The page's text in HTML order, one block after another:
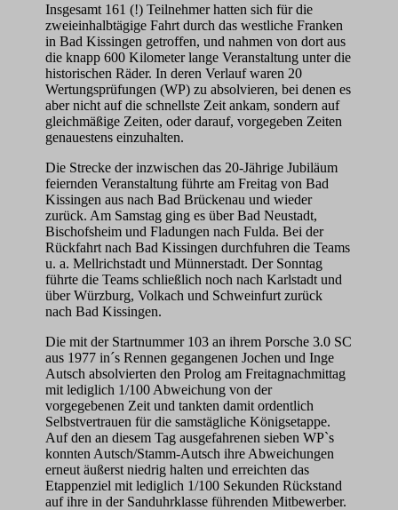
Insgesamt 161 (!) Teilnehmer hatten sich für die
zweieinhalbtägige Fahrt durch das westliche Franken
in Bad Kissingen getroffen, und nahmen von dort aus
die knapp 600 Kilometer lange Veranstaltung unter die
historischen Räder. In deren Verlauf waren 20
Wertungsprüfungen (WP) zu absolvieren, bei denen es
aber nicht auf die schnellste Zeit ankam, sondern auf
gleichmäßige Zeiten, oder darauf, vorgegeben Zeiten
genauestens einzuhalten.
Die Strecke der inzwischen das 20-Jährige Jubiläum
feiernden Veranstaltung führte am Freitag von Bad
Kissingen aus nach Bad Brückenau und wieder
zurück. Am Samstag ging es über Bad Neustadt,
Bischofsheim und Fladungen nach Fulda. Bei der
Rückfahrt nach Bad Kissingen durchfuhren die Teams
u. a. Mellrichstadt und Münnerstadt. Der Sonntag
führte die Teams schließlich noch nach Karlstadt und
über Würzburg, Volkach und Schweinfurt zurück
nach Bad Kissingen.
Die mit der Startnummer 103 an ihrem Porsche 3.0 SC
aus 1977 in´s Rennen gegangenen Jochen und Inge
Autsch absolvierten den Prolog am Freitagnachmittag
mit lediglich 1/100 Abweichung von der
vorgegebenen Zeit und tankten damit ordentlich
Selbstvertrauen für die samstägliche Königsetappe.
Auf den an diesem Tag ausgefahrenen sieben WP`s
konnten Autsch/Stamm-Autsch ihre Abweichungen
erneut äußerst niedrig halten und erreichten das
Etappenziel mit lediglich 1/100 Sekunden Rückstand
auf ihre in der Sanduhrklasse führenden Mitbewerber.